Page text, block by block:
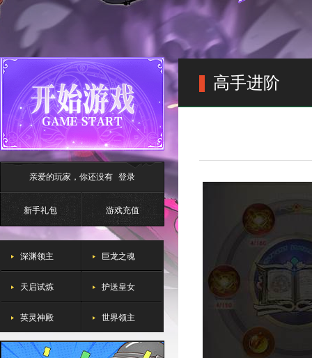
亲爱的玩家，你还没有 登录
新手礼包 游戏充值
深渊领主 巨龙之魂
天启试炼 护送皇女
英灵神殿 世界领主
高手进阶